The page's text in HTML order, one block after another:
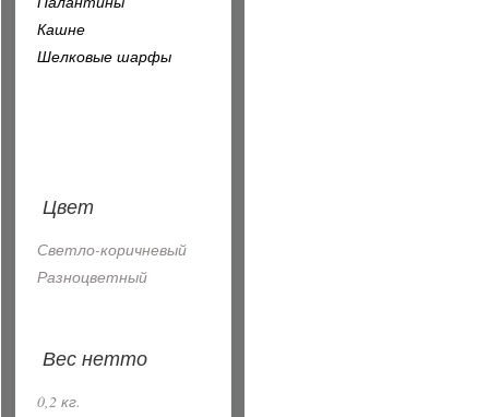
Кашне
Шелковые шарфы
Цвет
Светло-коричневый
Разноцветный
Вес нетто
0,2 кг.